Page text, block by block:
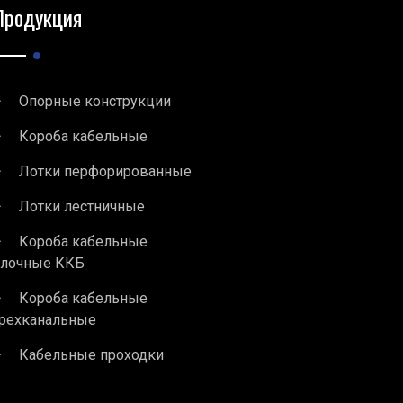
Опорные конструкции
Короба кабельные
Лотки перфорированные
Лотки лестничные
Короба кабельные
ККБ
Короба кабельные
Кабельные проходки